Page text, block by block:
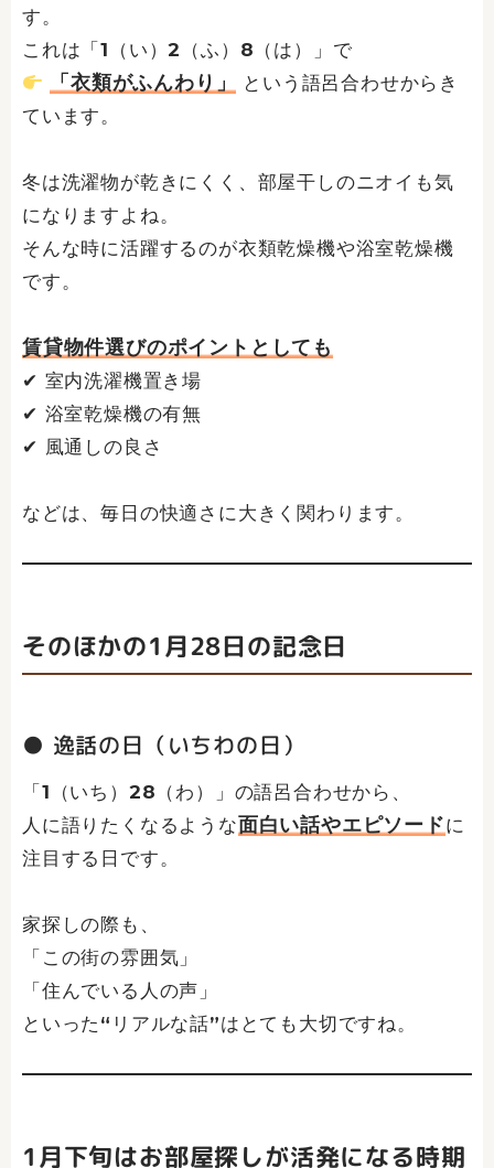
す。
これは「1（い）2（ふ）8（は）」で
「衣類がふんわり」
という語呂合わせからき
ています。
冬は洗濯物が乾きにくく、部屋干しのニオイも気
になりますよね。
そんな時に活躍するのが衣類乾燥機や浴室乾燥機
です。
賃貸物件選びのポイントとしても
✔ 室内洗濯機置き場
✔ 浴室乾燥機の有無
✔ 風通しの良さ
などは、毎日の快適さに大きく関わります。
そのほかの1月28日の記念日
● 逸話の日（いちわの日）
「1（いち）28（わ）」の語呂合わせから、
人に語りたくなるような面白い話やエピソードに
注目する日です。
家探しの際も、
「この街の雰囲気」
「住んでいる人の声」
といった“リアルな話”はとても大切ですね。
1月下旬はお部屋探しが活発になる時期